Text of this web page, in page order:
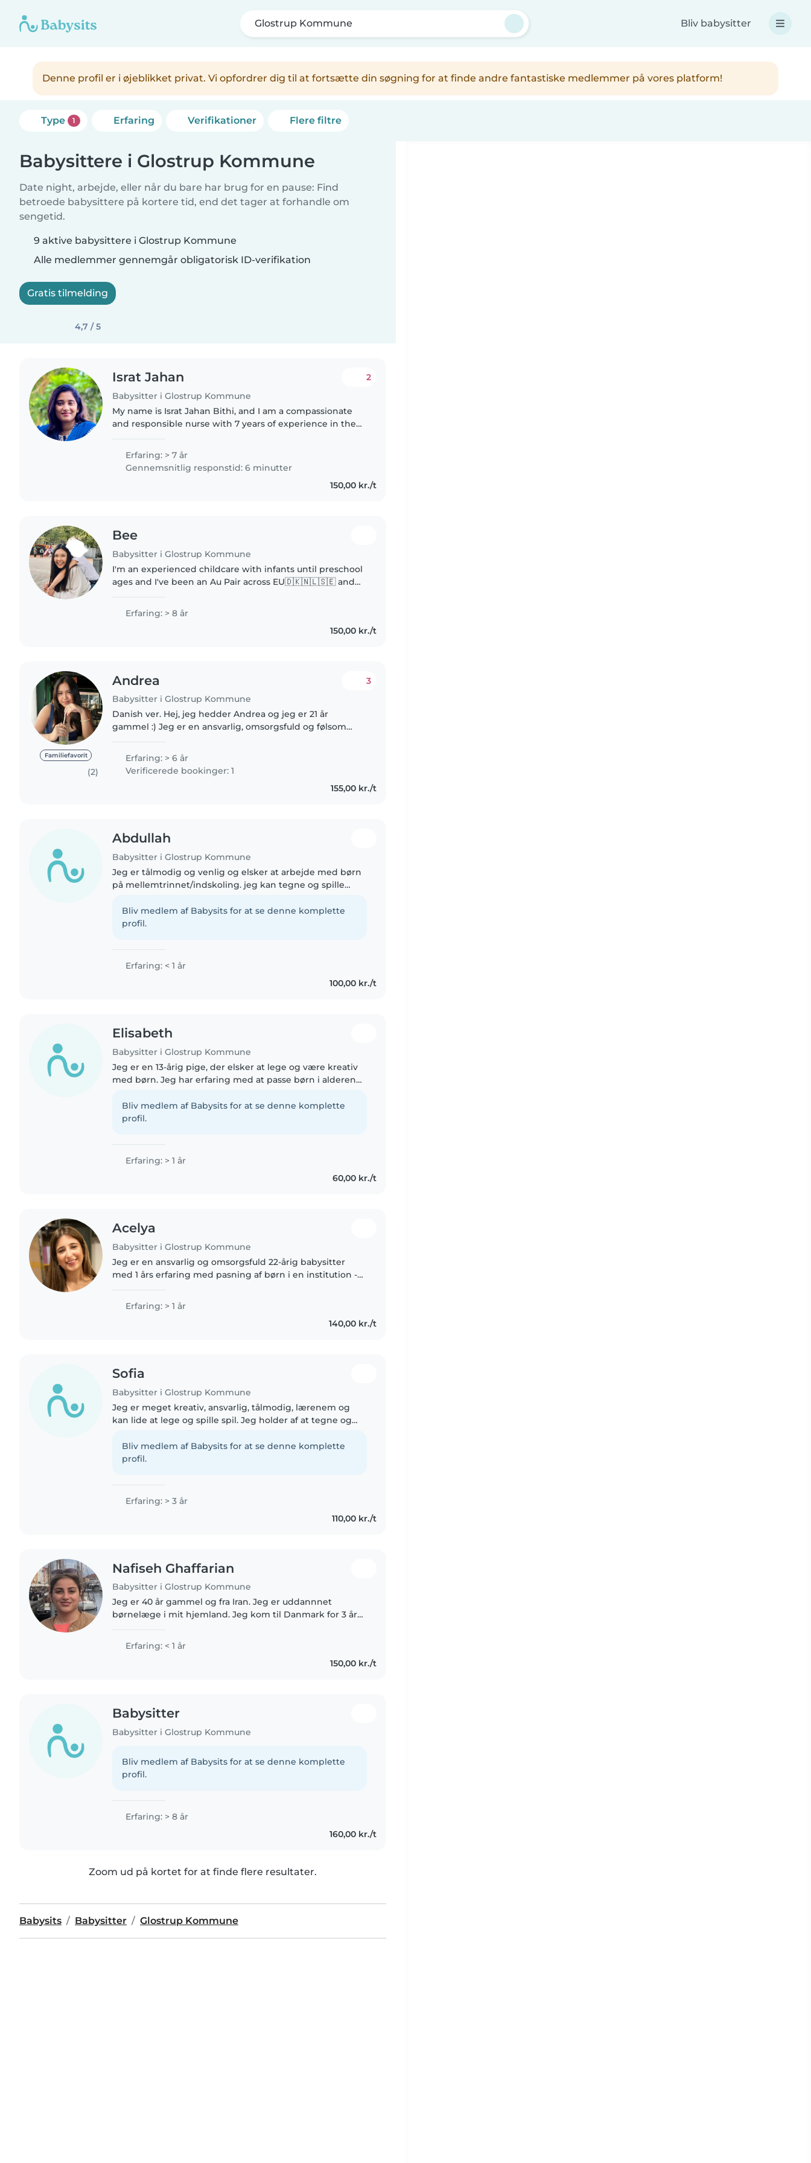
Glostrup Kommune Bliv babysitter
Denne profil er i øjeblikket privat. Vi opfordrer dig til at fortsætte din søgning for at finde andre fantastiske medlemmer på vores platform!
Type 1 Erfaring Verifikationer Flere filtre
Babysittere i Glostrup Kommune
Date night, arbejde, eller når du bare har brug for en pause: Find
betroede babysittere på kortere tid, end det tager at forhandle om
sengetid.
9 aktive babysittere i Glostrup Kommune
Alle medlemmer gennemgår obligatorisk ID-verifikation
Gratis tilmelding
4,7 / 5
Israt Jahan
Babysitter i Glostrup Kommune
2
My name is Israt Jahan Bithi, and I am a compassionate
and responsible nurse with 7 years of experience in the
(MSF). I am currently..
Erfaring: > 7 år
Gennemsnitlig responstid: 6 minutter
150,00 kr./t
Bee
Babysitter i Glostrup Kommune
I'm an experienced childcare with infants until preschool
ages and I've been an Au Pair across EU🇩🇰🇳🇱🇸🇪 and
(Short Term) • AuPair..
Erfaring: > 8 år
150,00 kr./t
Familiefavorit
(2)
Andrea
Babysitter i Glostrup Kommune
3
Danish ver. Hej, jeg hedder Andrea og jeg er 21 år
gammel :) Jeg er en ansvarlig, omsorgsfuld og følsom
meget med at passe..
Erfaring: > 6 år
Verificerede bookinger: 1
155,00 kr./t
Abdullah
Babysitter i Glostrup Kommune
Jeg er tålmodig og venlig og elsker at arbejde med børn
på mellemtrinnet/indskoling. jeg kan tegne og spille
Bliv medlem af Babysits for at se denne komplette
profil.
Erfaring: < 1 år
100,00 kr./t
Elisabeth
Babysitter i Glostrup Kommune
Jeg er en 13-årig pige, der elsker at lege og være kreativ
med børn. Jeg har erfaring med at passe børn i alderen
og spil...
Bliv medlem af Babysits for at se denne komplette
profil.
Erfaring: > 1 år
60,00 kr./t
Acelya
Babysitter i Glostrup Kommune
Jeg er en ansvarlig og omsorgsfuld 22-årig babysitter
med 1 års erfaring med pasning af børn i en institution -
erfaren med børn..
Erfaring: > 1 år
140,00 kr./t
Sofia
Babysitter i Glostrup Kommune
Jeg er meget kreativ, ansvarlig, tålmodig, lærenem og
kan lide at lege og spille spil. Jeg holder af at tegne og
tålmodighed..
Bliv medlem af Babysits for at se denne komplette
profil.
Erfaring: > 3 år
110,00 kr./t
Nafiseh Ghaffarian
Babysitter i Glostrup Kommune
Jeg er 40 år gammel og fra Iran. Jeg er uddannnet
børnelæge i mit hjemland. Jeg kom til Danmark for 3 år
danskkunstskaber for at blive børnelæge..
Erfaring: < 1 år
150,00 kr./t
Babysitter
Babysitter i Glostrup Kommune
Bliv medlem af Babysits for at se denne komplette
profil.
Erfaring: > 8 år
160,00 kr./t
Zoom ud på kortet for at finde flere resultater.
Babysits Babysitter Glostrup Kommune